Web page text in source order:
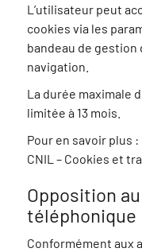
L’utilisateur peut
cookies via les
bandeau de gestion
navigation.
La durée maximale
limitée à 13 mois.
Pour en savoir plus :
CNIL – Cookies et
Opposition
téléphonique
Conformément aux